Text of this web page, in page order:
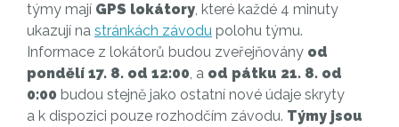
týmy mají GPS lokátory, které každé 4 minuty
ukazují na stránkách závodu polohu týmu.
Informace z lokátorů budou zveřejňovány od
pondělí 17. 8. od 12:00, a od pátku 21. 8. od
0:00 budou stejně jako ostatní nové údaje skryty
a k dispozici pouze rozhodčím závodu. Týmy jsou